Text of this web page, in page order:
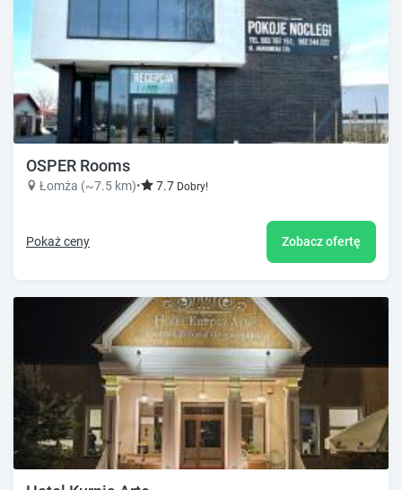
OSPER Rooms
Łomża (~7.5 km)• 7.7 Dobry!
Pokaż ceny Zobacz ofertę